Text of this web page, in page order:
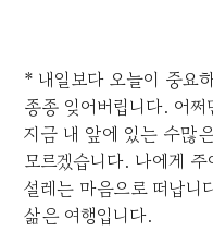
* 내일보다 오늘이 중요
종종 잊어버립니다. 어
지금 내 앞에 있는 수많
모르겠습니다. 나에게
설레는 마음으로 떠납니
삶은 여행입니다.